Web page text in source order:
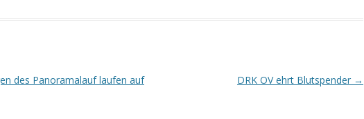
des Panoramalauf laufen auf
DRK OV ehrt Blutspender →